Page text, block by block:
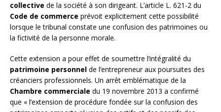
collective de la société à son dirigeant. L’article L. 621-2 du
Code de commerce prévoit explicitement cette possibilité
lorsque le tribunal constate une confusion des patrimoines ou
la fictivité de la personne morale.
Cette extension a pour effet de soumettre l’intégralité du
patrimoine personnel de l’entrepreneur aux poursuites des
créanciers professionnels. Un arrêt emblématique de la
Chambre commerciale du 19 novembre 2013 a confirmé
que « l’extension de procédure fondée sur la confusion des